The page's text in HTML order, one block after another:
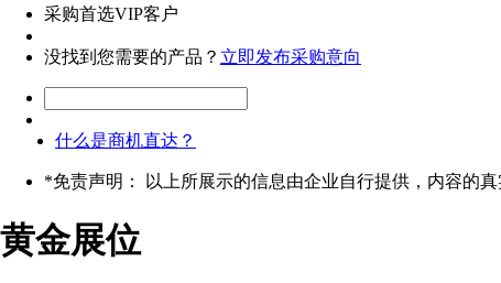
采购首选VIP客户
没找到您需要的产品？ 立即发布采购意向
什么是商机直达？
*免责声明： 以上所展示的信息由企业自行提供，内容的
黄金展位